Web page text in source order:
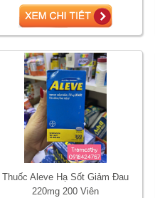
Thuốc Aleve Hạ Sốt Giảm Đau
220mg 200 Viên